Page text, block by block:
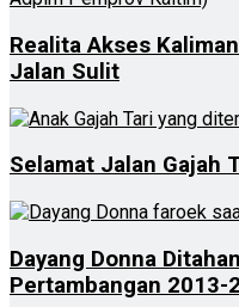
Realita Akses
Jalan Sulit
Selamat Jalan Gajah
Dayang Donna
Pertambangan 2013-